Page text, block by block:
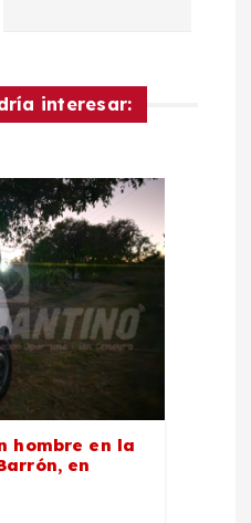
interesar:
hombre en la
en